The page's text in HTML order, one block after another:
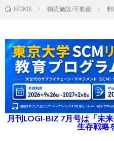
HOME 物流施設/不動産
月刊LOGI-BIZ 7月号は「未
生存戦略